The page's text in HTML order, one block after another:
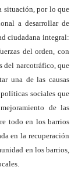
situación, por lo que
a desarrollar de
ciudadana integral:
del orden, con
del narcotráfico, que
una de las causas
sociales que
de las
todo en los barrios
en la recuperación
en los barrios,